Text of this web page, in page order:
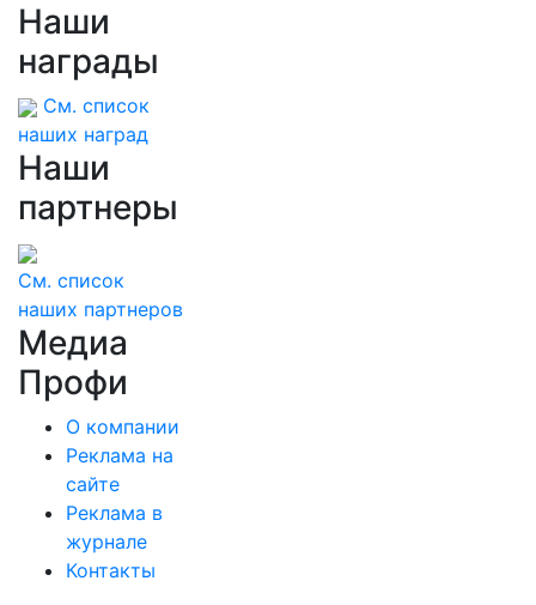
Наши
награды
См. список
наших наград
Наши
партнеры
См. список
наших партнеров
Медиа
Профи
О компании
Реклама на
сайте
Реклама в
журнале
Контакты